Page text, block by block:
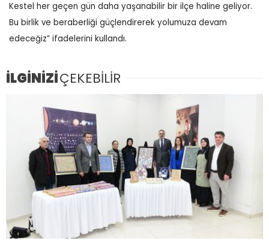
Kestel her geçen gün daha yaşanabilir bir ilçe haline geliyor.
Bu birlik ve beraberliği güçlendirerek yolumuza devam
edeceğiz” ifadelerini kullandı.
İLGİNİZİÇEKEBİLİR